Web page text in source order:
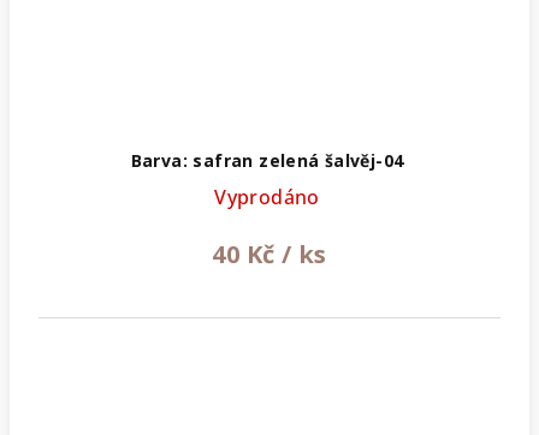
Barva: safran zelená šalvěj-04
Vyprodáno
40 Kč / ks